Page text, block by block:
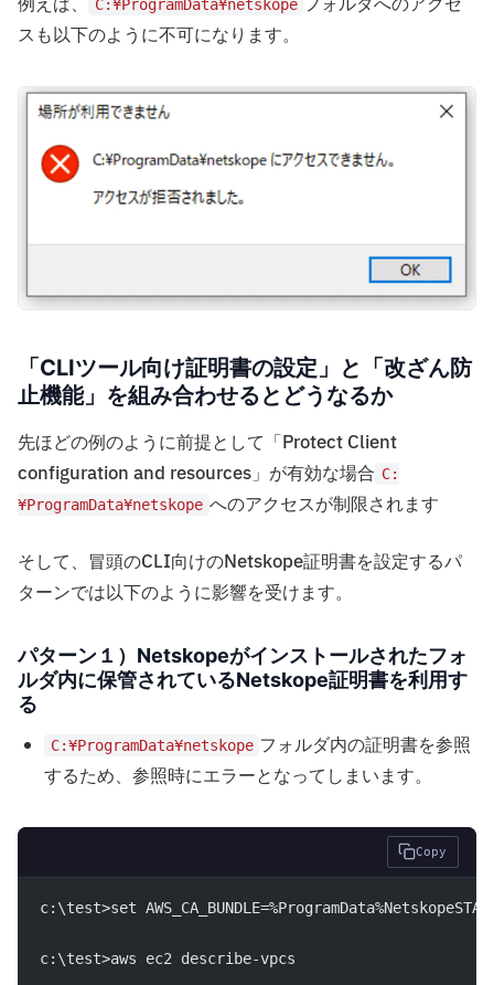
C:¥ProgramData¥netskope
スも以下のように不可になります。
「CLIツール向け証明書の設定」と「改ざん防
止機能」を組み合わせるとどうなるか
先ほどの例のように前提として「Protect Client
configuration and resources」が有効な場合 C:
¥ProgramData¥netskope へのアクセスが制限されます
そして、冒頭のCLI向けのNetskope証明書を設定するパ
ターンでは以下のように影響を受けます。
パターン１）Netskopeがインストールされたフォ
ルダ内に保管されているNetskope証明書を利用す
る
C:¥ProgramData¥netskope フォルダ内の証明書を参照
するため、参照時にエラーとなってしまいます。
Copy
c:\test>set
c:\test>aws ec2 describe-vpcs